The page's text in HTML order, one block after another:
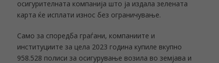
осигурителната компанија што ја издала зелената
карта ќе исплати износ без ограничување.
Само за споредба граѓани, компаниите и
институциите за цела 2023 година купиле вкупно
958.528 полиси за осигурување возила во земјава и